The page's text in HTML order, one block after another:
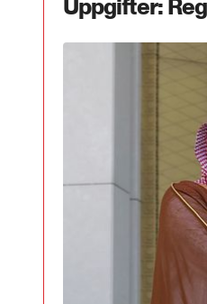
Uppgifter: